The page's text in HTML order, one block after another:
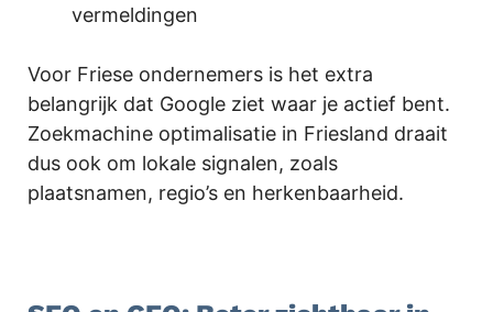
vermeldingen
Voor Friese ondernemers is het extra
belangrijk dat Google ziet waar je actief bent.
Zoekmachine optimalisatie in Friesland draait
dus ook om lokale signalen, zoals
plaatsnamen, regio’s en herkenbaarheid.